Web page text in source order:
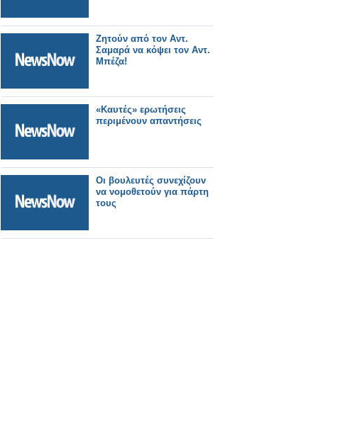
Ζητούν από τον Αντ.
Σαμαρά να κόψει τον Αντ.
Μπέζα!
«Καυτές» ερωτήσεις
περιμένουν απαντήσεις
Οι βουλευτές συνεχίζουν
να νομοθετούν για πάρτη
τους